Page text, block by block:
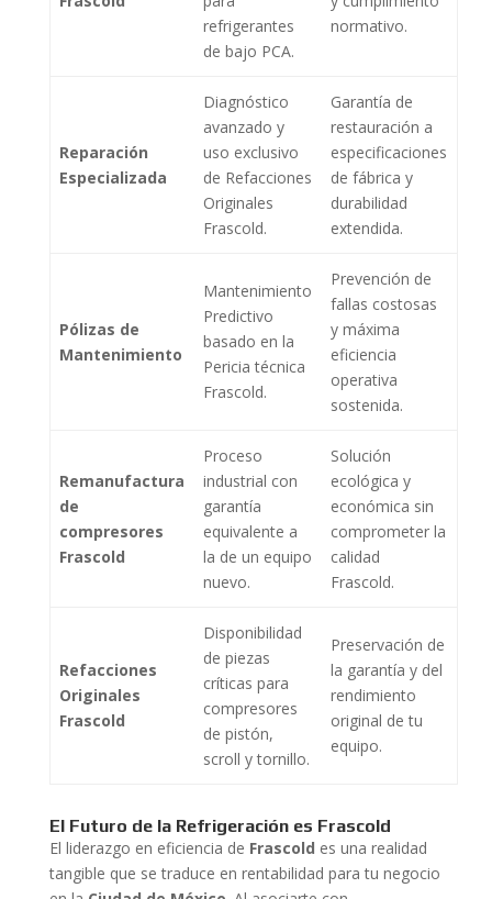
refrigerantes
de bajo PCA.
normativo.
Reparación
Especializada
Diagnóstico
avanzado y
uso exclusivo
de Refacciones
Originales
Frascold.
Garantía de
restauración a
especificaciones
de fábrica y
durabilidad
extendida.
Pólizas de
Mantenimiento
Mantenimiento
Predictivo
basado en la
Pericia técnica
Frascold.
Prevención de
fallas costosas
y máxima
eficiencia
operativa
sostenida.
Remanufactura
de
compresores
Frascold
Proceso
industrial con
garantía
equivalente a
la de un equipo
nuevo.
Solución
ecológica y
económica sin
comprometer la
calidad
Frascold.
Refacciones
Originales
Frascold
Disponibilidad
de piezas
críticas para
compresores
de pistón,
scroll y tornillo.
Preservación de
la garantía y del
rendimiento
original de tu
equipo.
El Futuro de la Refrigeración es Frascold
El liderazgo en eficiencia de Frascold es una realidad
tangible que se traduce en rentabilidad para tu negocio